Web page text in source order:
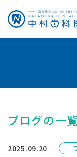
ブログの一覧
2025.09.20
（受
当院について